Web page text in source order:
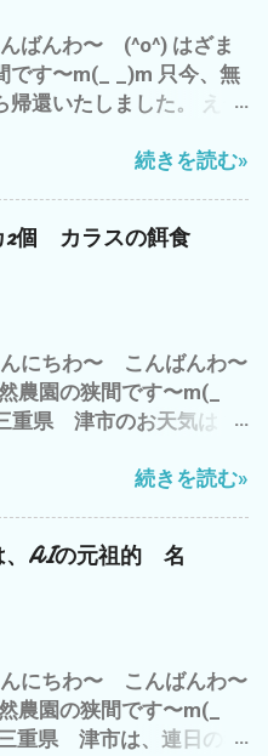
ことを、 好きな人達と
、 好きなように やるの
が 高いと 思います デス
が・・・・・・・ で、 雲
ズッキーニの畝周辺の草
カの畝も 通路も も〜 草
適当に みなさんも、
ましょう〜(^o^) マヨち
家に侵入した 地域猫？
^^; では、 また
ばんわ〜 (^o^) はざま
です〜m(_ _)m 只今、無
帰還いたしました。 え〜
で、 午後から 嵐のよ
た が、 今日の夕立は、
れした夕立？ 雨 雨雲
事は、 おしまい^^; 今
アコンの効いた部屋で
て、 それから お楽しみ
Seven」 ザ マグニフ
ン 今流行りのAI巨大テッ
（ガーファム）とは、 今
ざいます^^; では、 また
っぱ、 ユル・ブリンナ
続きを読む»
個 カラスの餌食
にちわ〜 こんばんわ〜
農園の狭間です〜m(_
重県 津市のお天気は？
し用のシソと シソジュー
の草刈り 午後から、 雲出
見回りと周辺の草刈りを
た 黒小玉スイカが〜〜
ノが・・・・・・・・
しかして、 トカゲの
ネコのマヨちゃんの収穫
続きを読む»
、AIの元祖的 名
にちわ〜 こんばんわ〜
農園の狭間です〜m(_
重県 津市は、連日の猛